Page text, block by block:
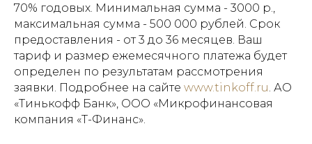
70% годовых. Минимальная сумма - 3000 р.,
максимальная сумма - 500 000 рублей. Срок
предоставления - от 3 до 36 месяцев. Ваш
тариф и размер ежемесячного платежа будет
определен по результатам рассмотрения
заявки. Подробнее на сайте www.tinkoff.ru. АО
«Тинькофф Банк», ООО «Микрофинансовая
компания «Т-Финанс».